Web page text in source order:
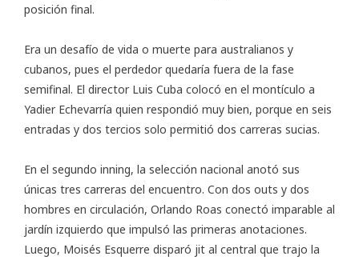
posición final.
Era un desafío de vida o muerte para australianos y
cubanos, pues el perdedor quedaría fuera de la fase
semifinal. El director Luis Cuba colocó en el montículo a
Yadier Echevarría quien respondió muy bien, porque en seis
entradas y dos tercios solo permitió dos carreras sucias.
En el segundo inning, la selección nacional anotó sus
únicas tres carreras del encuentro. Con dos outs y dos
hombres en circulación, Orlando Roas conectó imparable al
jardín izquierdo que impulsó las primeras anotaciones.
Luego, Moisés Esquerre disparó jit al central que trajo la